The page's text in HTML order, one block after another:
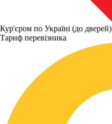
Кур'єром по Україні (до дверей)
Тариф перевізника